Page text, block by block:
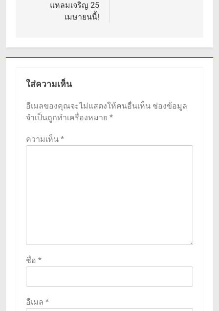
แหลมเจริญ 25
เมษายนนี้!
ใส่ความเห็น
อีเมลของคุณจะไม่แสดงให้คนอื่นเห็น ช่องข้อมูล
จำเป็นถูกทำเครื่องหมาย *
ความเห็น *
ชื่อ *
อีเมล *